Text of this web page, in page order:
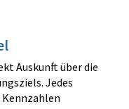
Auskunft über die
Jedes